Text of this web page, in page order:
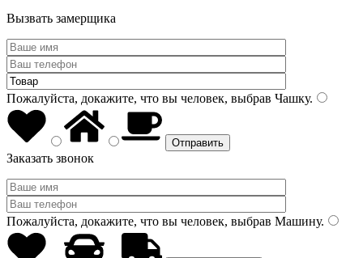
Вызвать замерщика
Пожалуйста, докажите, что вы человек, выбрав Чашку.
Заказать звонок
Пожалуйста, докажите, что вы человек, выбрав Машину.